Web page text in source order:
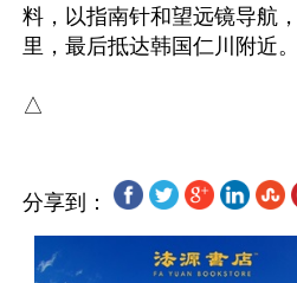
料，以指南针和望远镜导航
里，最后抵达韩国仁川附近。
分享到：